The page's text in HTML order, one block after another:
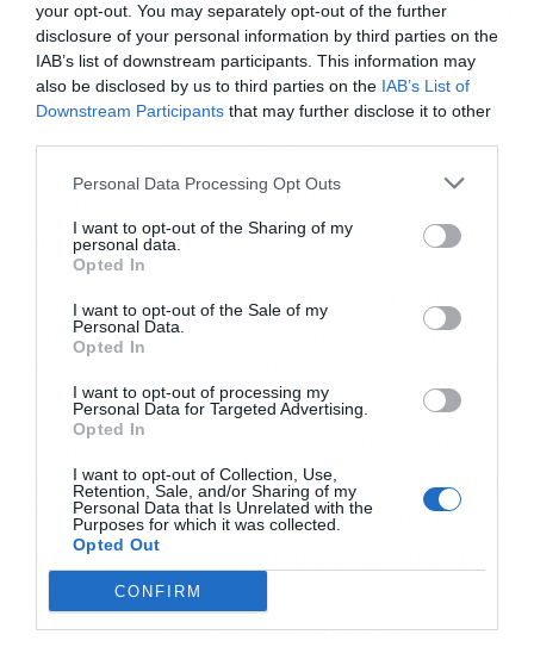
your opt-out. You may separately opt-out of the further
disclosure of your personal information by third parties on the
IAB’s list of downstream participants. This information may
also be disclosed by us to third parties on the IAB’s List of
Downstream Participants that may further disclose it to other
Personal Data Processing Opt Outs
I want to opt-out of the Sharing of my
personal data.
Opted In
I want to opt-out of the Sale of my
Personal Data.
Opted In
I want to opt-out of processing my
Personal Data for Targeted Advertising.
Opted In
I want to opt-out of Collection, Use,
Retention, Sale, and/or Sharing of my
Personal Data that Is Unrelated with the
Purposes for which it was collected.
Opted Out
CONFIRM
τον τρόπο ζωής μου; Όχι. Οπότε γιατί να το κάνω;
Θα κρατήσω για πάντα τα τραγούδια μου υπό τον
έλεγχό μου και θα τον παραχωρήσω στη
συνέχεια στα παιδιά μου. Τα ποσά είναι
επιλογή, προτιμώ να μην πουλήσω», λέει ο
κορυφαίος χαρντ ροκ καλλιτέχνης.
Λέγεται ότι και οι Pink Floyd ήταν στα πρόθυρα
να πουλήσουν τη δισκογραφία τους στο άκρως
λόγω εσωτερικών διαφωνιών, κάτι τέτοιο δεν
πουλήσω, αλλά αν το κάνω τα μισά χρήματα θα
χαθούν σε φόρους και τα άλλα μισά θα τα
καρπωθούν ενδιάμεσοι απατεώνες. Αρχικά
νόμιζα ότι ήταν καλή ιδέα αλλά πλέον δεν είμαι
και τόσο σίγουρος», λέει ο ντράμερ Νικ Μέισον.